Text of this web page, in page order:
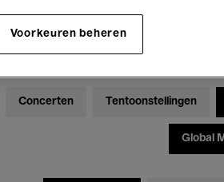
Zaterdag
Concerten Tentoonstellingen
Global
Voorkeuren beheren